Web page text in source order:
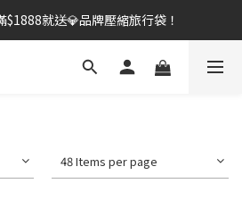
款【最低$149起】✨立即下單！
$1888就送💎品牌壓縮旅行袋！
】下單送✨WARX品牌質感杯袋！
48 Items per page